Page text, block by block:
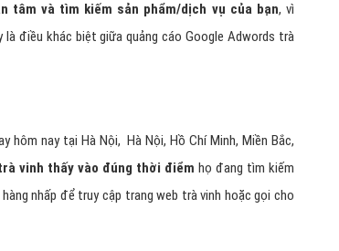
tâm và tìm kiếm sản phẩm/dịch vụ của bạn, vì
điều khác biệt giữa quảng cáo Google Adwords trà
hôm nay tại Hà Nội, Hà Nội, Hồ Chí Minh, Miền Bắc,
vinh thấy vào đúng thời điểm họ đang tìm kiếm
nhấp để truy cập trang web trà vinh hoặc gọi cho